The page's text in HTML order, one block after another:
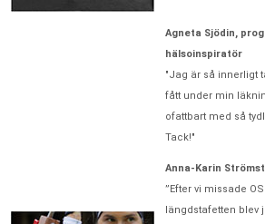
Agneta Sjödin,
hälsoinspiratör
"Jag är så innerligt
fått under min
ofattbart med så
Tack!"
Anna-Karin
”Efter vi missade
längdstafetten blev